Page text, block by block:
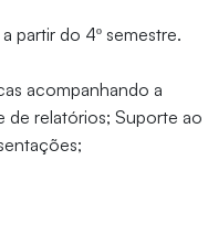
partir do 4º semestre.
acompanhando a
de relatórios; Suporte ao